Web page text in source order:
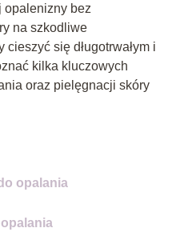
opalenizny bez
na szkodliwe
się długotrwałym i
kilka kluczowych
oraz pielęgnacji skóry
opalania